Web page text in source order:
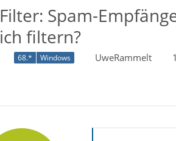
Filter: Spam-
ich filtern?
68.* Windows UweRammelt